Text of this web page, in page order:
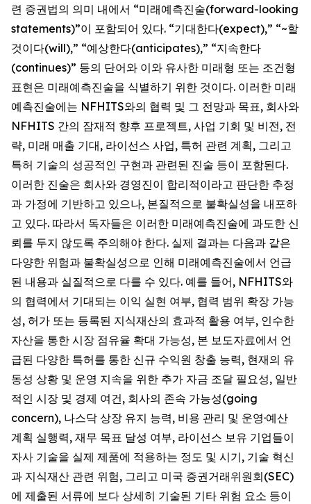
련 증권법의 의미 내에서 “미래예측진술(forward-looking
statements)”이 포함되어 있다. “기대한다(expect),” “~할
것이다(will),” “예상한다(anticipates),” “지속한다
(continues)” 등의 단어와 이와 유사한 미래형 또는 조건형
표현은 미래예측진술을 식별하기 위한 것이다. 이러한 미래
예측진술에는 NFHITS와의 협력 및 그 전망과 목표, 회사와
NFHITS 간의 잠재적 향후 프로젝트, 사업 기회 및 비전, 전
략, 미래 매출 기대, 라이선스 사업, 특허 관련 계획, 그리고
특허 기술의 성공적인 구현과 관련된 진술 등이 포함된다.
이러한 진술은 회사와 경영진이 합리적이라고 판단한 추정
과 가정에 기반하고 있으나, 본질적으로 불확실성을 내포하
고 있다. 따라서 독자들은 이러한 미래예측진술에 과도한 신
뢰를 두지 않도록 주의해야 한다. 실제 결과는 다음과 같은
다양한 위험과 불확실성으로 인해 미래예측진술에서 언급
된 내용과 실질적으로 다를 수 있다. 예를 들어, NFHITS와
의 협력에서 기대되는 이익 실현 여부, 협력 범위 확장 가능
성, 허가 또는 등록된 지식재산의 효과적 활용 여부, 인수한
자산을 통한 시장 점유율 확대 가능성, 본 보도자료에서 언
급된 다양한 특허를 통한 신규 수익원 창출 능력, 현재의 유
동성 상황 및 운영 지속을 위한 추가 자금 조달 필요성, 일반
적인 시장 및 경제 여건, 회사의 존속 가능성(going
concern), 나스닥 상장 유지 능력, 비용 관리 및 운영·예산
계획 실행력, 재무 목표 달성 여부, 라이선스 보유 기업들이
자사 기술을 실제 제품에 적용하는 정도 및 시기, 기술 혁신
과 지식재산 관련 위험, 그리고 미국 증권거래위원회(SEC)
에 제출된 서류에 보다 상세히 기술된 기타 위험 요소 등이